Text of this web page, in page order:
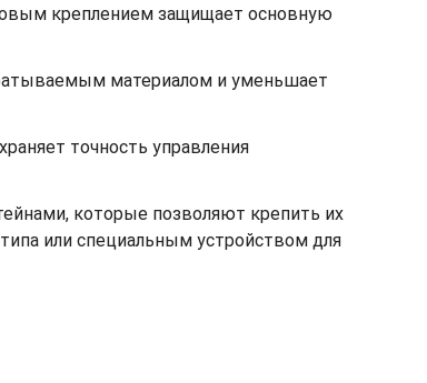
креплением защищает основную
материалом и уменьшает
точность управления
которые позволяют крепить их
или специальным устройством для